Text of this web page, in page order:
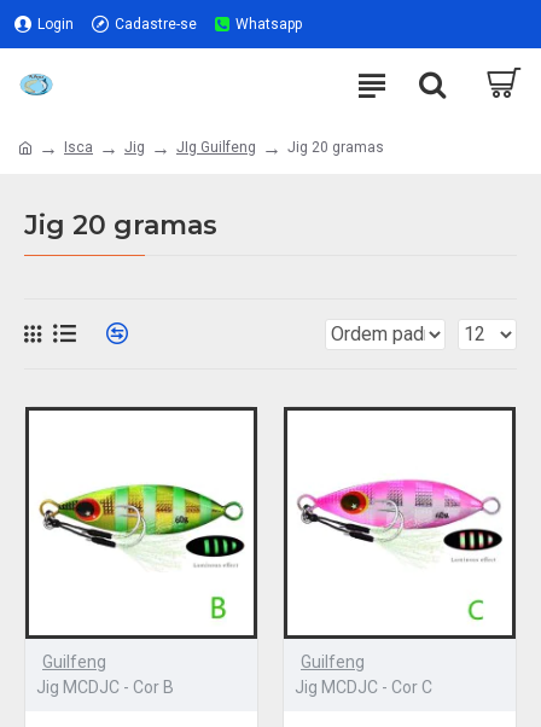
Login Cadastre-se Whatsapp
Isca Jig JIg Guilfeng Jig 20 gramas
Jig 20 gramas
Guilfeng
Jig MCDJC - Cor B
Guilfeng
Jig MCDJC - Cor C